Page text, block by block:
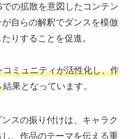
の拡散を意図したコンテン
自らの解釈でダンスを模倣
りすることを促進。
コミュニティが活性化し、作
結果となっています。
スの振り付けは、キャラク
、作品のテーマを伝える重